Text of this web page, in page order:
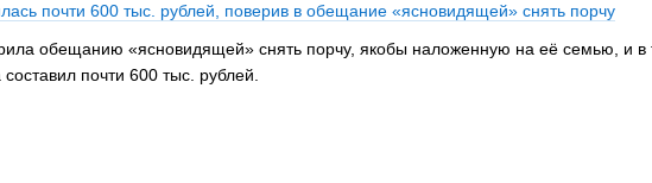
почти 600 тыс. рублей, поверив в обещание «ясновидящей» снять порчу
обещанию «ясновидящей» снять порчу, якобы наложенную на её семью, и
почти 600 тыс. рублей.